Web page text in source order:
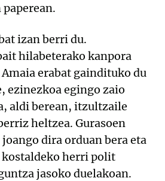
izan berri du.
hilabeterako kanpora
erabat gaindituko du
ezinezkoa egingo zaio
aldi berean, itzultzaile
heltzea. Gurasoen
dira orduan bera eta
herri polit
jasoko duelakoan.